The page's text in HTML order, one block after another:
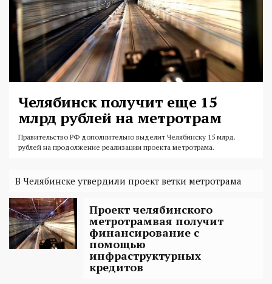
Челябинск получит еще 15
млрд рублей на метротрам
Правительство РФ дополнительно выделит Челябинску 15 млрд.
рублей на продолжение реализации проекта метротрама.
В Челябинске утвердили проект ветки метротрама
Проект челябинского
метротрамвая получит
финансирование с
помощью
инфраструктурных
кредитов